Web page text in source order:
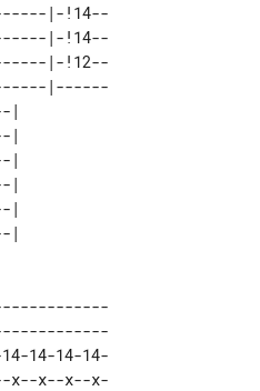
|-!14--
|-!14--
|-!12--
|------
|
|
|
|
|
14-14-14-
x--x--x--x-